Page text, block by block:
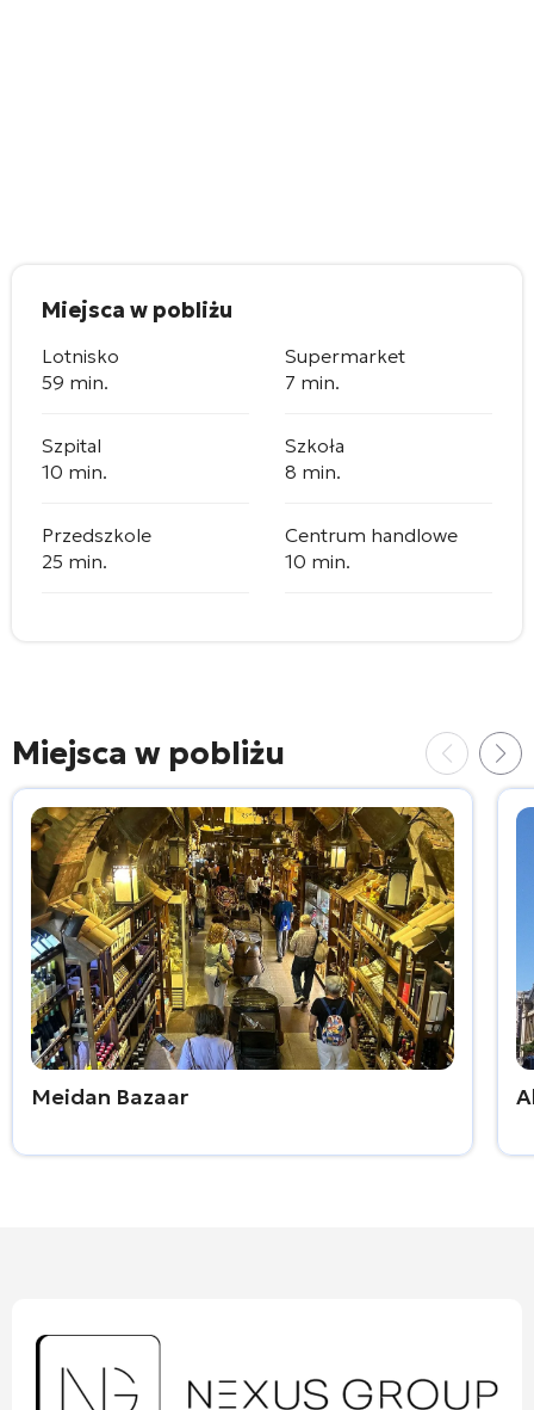
Miejsca w pobliżu
Lotnisko
59 min.
Supermarket
7 min.
Szpital
10 min.
Szkoła
8 min.
Przedszkole
25 min.
Centrum handlowe
10 min.
Miejsca w pobliżu
Meidan Bazaar